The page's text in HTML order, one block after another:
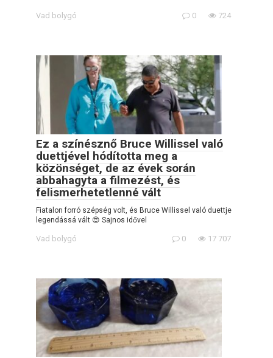
Vad bolygó 0 724
Ez a színésznő Bruce Willissel való
duettjével hódította meg a
közönséget, de az évek során
abbahagyta a filmezést, és
felismerhetetlenné vált
Fiatalon forró szépség volt, és Bruce Willissel való duettje
legendássá vált 😍 Sajnos idővel
Vad bolygó 0 17 707